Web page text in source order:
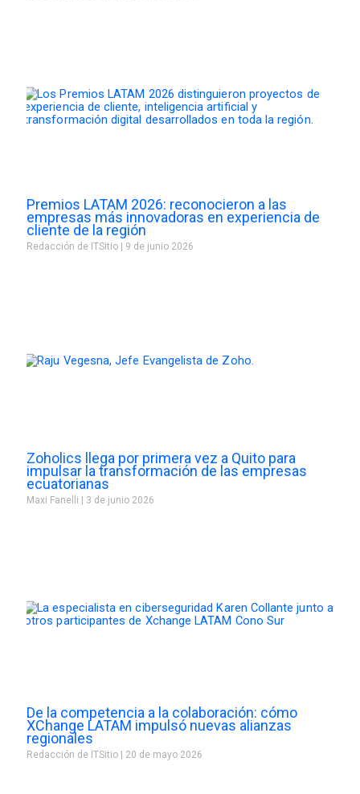
Premios LATAM 2026: reconocieron a las
empresas más innovadoras en experiencia de
cliente de la región
Redacción de ITSitio 9 de junio 2026
Zoholics llega por primera vez a Quito para
impulsar la transformación de las empresas
ecuatorianas
Maxi Fanelli 3 de junio 2026
De la competencia a la colaboración: cómo
XChange LATAM impulsó nuevas alianzas
regionales
Redacción de ITSitio 20 de mayo 2026